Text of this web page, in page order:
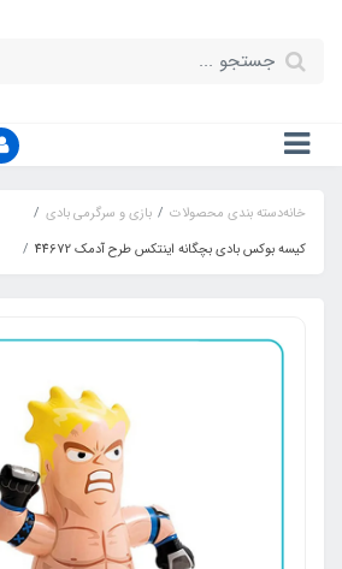
خانهدسته بندی محصولات
بازی و سرگرمی بادی
کیسه بوکس بادی بچگانه اینتکس طرح آدمک 44672